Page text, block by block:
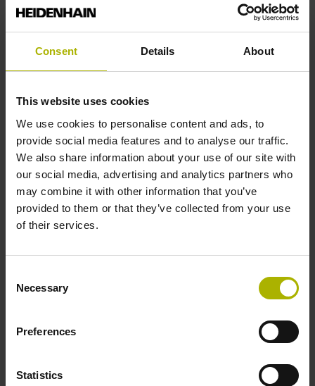
Consent Details About
This website uses cookies
We use cookies to personalise content and ads, to
provide social media features and to analyse our traffic.
We also share information about your use of our site with
our social media, advertising and analytics partners who
may combine it with other information that you’ve
provided to them or that they’ve collected from your use
of their services.
Selection
Necessary
Preferences
Statistics
intégrateurs agréés se tiennent à votre
disposition pour vous apporter leurs
conseils, et répondre à vos questions
telles que :
Comment gagner rapidement en
Quelles CN et visualisations de cotes
peuvent se révéler pertinentes ?
Quel niveau de modernisation serait le
mieux adapté à ma situation ?
D’autres équipements mériteraient-ils
d’être renouvelés ?
CN de vos anciennes commandes
réutilisables sur nos CN actuelles. Par
CN sont faciles à prendre en main.